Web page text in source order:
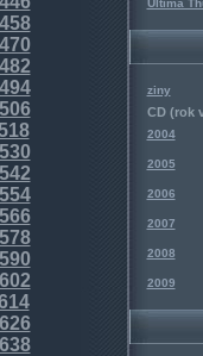
Ultima
ziny
CD (rok
2004
2005
2006
2007
2008
2009